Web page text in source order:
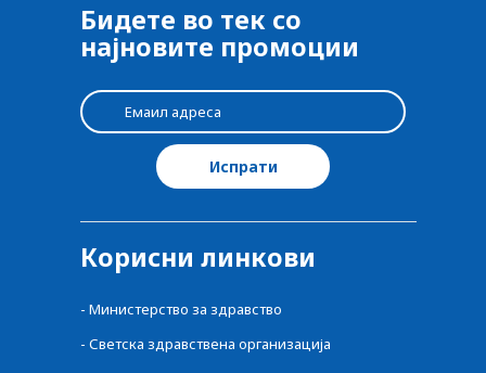
Бидете во тек со
најновите промоции
Корисни линкови
- Министерство за здравство
- Светска здравствена организација